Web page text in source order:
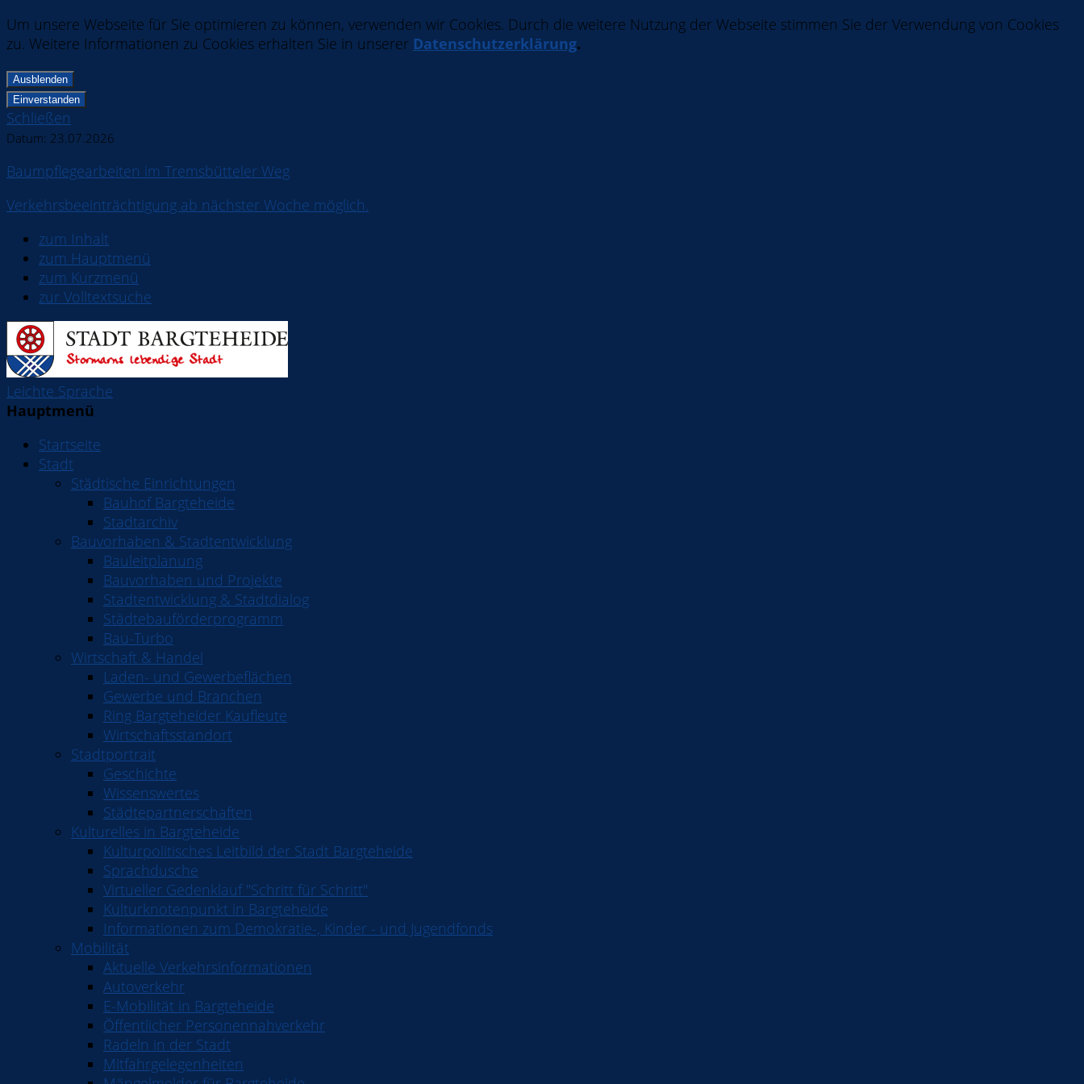
Um unsere Webseite für Sie optimieren zu können, verwenden wir Cookies. Durch die weitere Nutzung der Webseite stimmen Sie der Verwendung von Cookies
zu. Weitere Informationen zu Cookies erhalten Sie in unserer Datenschutzerklärung.
Ausblenden
Einverstanden
Schließen
Datum: 23.07.2026
Baumpflegearbeiten im Tremsbütteler Weg
Verkehrsbeeinträchtigung ab nächster Woche möglich.
zum Inhalt
zum Hauptmenü
zum Kurzmenü
zur Volltextsuche
Leichte Sprache
Hauptmenü
Startseite
Stadt
Städtische Einrichtungen
Bauhof Bargteheide
Stadtarchiv
Bauvorhaben & Stadtentwicklung
Bauleitplanung
Bauvorhaben und Projekte
Stadtentwicklung & Stadtdialog
Städtebauförderprogramm
Bau-Turbo
Wirtschaft & Handel
Laden- und Gewerbeflächen
Gewerbe und Branchen
Ring Bargteheider Kaufleute
Wirtschaftsstandort
Stadtportrait
Geschichte
Wissenswertes
Städtepartnerschaften
Kulturelles in Bargteheide
Kulturpolitisches Leitbild der Stadt Bargteheide
Sprachdusche
Virtueller Gedenklauf "Schritt für Schritt"
Kulturknotenpunkt in Bargteheide
Informationen zum Demokratie-, Kinder - und Jugendfonds
Mobilität
Aktuelle Verkehrsinformationen
Autoverkehr
E-Mobilität in Bargteheide
Öffentlicher Personennahverkehr
Radeln in der Stadt
Mitfahrgelegenheiten